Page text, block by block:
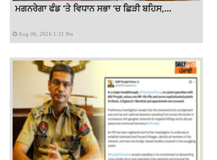
ਮਗਨਰੇਗਾ ਫੰਡ ‘ਤੇ ਵਿਧਾਨ ਸਭਾ ‘ਚ ਛਿੜੀ ਬਹਿਸ,...
Aug 06, 2026 1:21 Pm